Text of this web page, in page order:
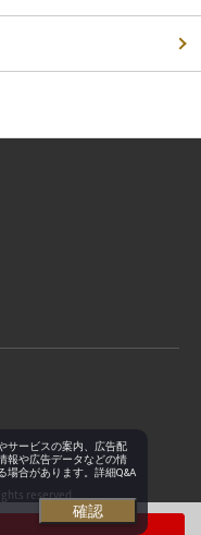
reserved.
サービスの案内、広告配
報や広告データなどの情
場合があります。詳細Q&A
確認